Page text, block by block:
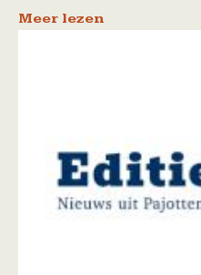
Meer lezen